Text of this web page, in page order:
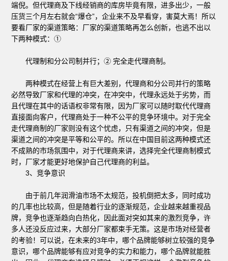
端倪。但代理商及下线经销商的库房毕竟有限，进多出少，一般
压货三个月左右就会“爆仓”，企业来不及早看穿，害莫大焉！所以
要看厂家的渠道策略：厂家的渠道策略再怎么创新，也逃不出以
下两种模式：①
代理制和分公司制并行；② 完全走代理商制。
两种模式在经营上有巨大差别，代理商和分公司并行的策略
必然导致厂家和代理的冲突，在冲突中，代理永远处于劣势，而
且代理在其中的话语权非常有限，因为厂家可以随时取代代理商
直接面向客户，代理商处于一种不公平的竞争环境中。对于完全
走代理商制的厂家则没有这个忧虑，只有渠道之间的冲突，但是
渠道之间的冲突是平等和公平的。所以在中国目前这两种模式还
不成熟的市场氛围中，对于代理商来讲，选择完全代理商制模式
时，厂家才能更好地保护自己代理商的利益。
3、竞争意识
由于前几年润滑油市场不太规范，投机倒把太多，同时成功
的几率也比较高，但是随着行业的逐渐规范，企业越来越重视品
牌，竞争也逐渐趋向白热化，因此面对突如其来的激烈竞争，许
多人还没反应过来，大部分厂家都束手无策。这是市场对经营者
的考验！可以说，在未来的3年中，哪个品牌能够树立较强的竞争
意识，哪个品牌能够有应对竞争的实力和能力，哪个品牌就能胜